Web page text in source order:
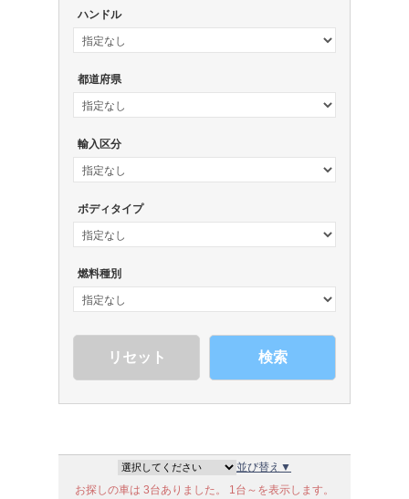
ハンドル
都道府県
輸入区分
ボディタイプ
燃料種別
検索
並び替え▼
お探しの車は 3台ありました。 1台～を表示します。